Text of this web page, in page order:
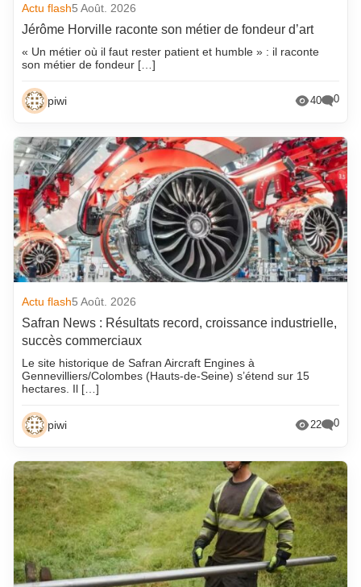
Actu flash5 Août. 2026
Jérôme Horville raconte son métier de fondeur d’art
« Un métier où il faut rester patient et humble » : il raconte
son métier de fondeur […]
piwi 40 0
Actu flash5 Août. 2026
Safran News : Résultats record, croissance industrielle,
succès commerciaux
Le site historique de Safran Aircraft Engines à
Gennevilliers/Colombes (Hauts-de-Seine) s’étend sur 15
hectares. Il […]
piwi 22 0